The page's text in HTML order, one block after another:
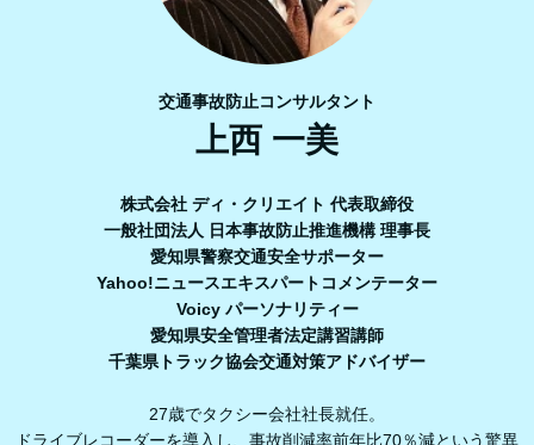
交通事故防止コンサルタント
上西 一美
株式会社 ディ・クリエイト 代表取締役
一般社団法人 日本事故防止推進機構 理事長
愛知県警察交通安全サポーター
Yahoo!ニュースエキスパートコメンテーター
Voicy パーソナリティー
愛知県安全管理者法定講習講師
千葉県トラック協会交通対策アドバイザー
27歳でタクシー会社社長就任。
ドライブレコーダーを導入し、事故削減率前年比70％減という驚異